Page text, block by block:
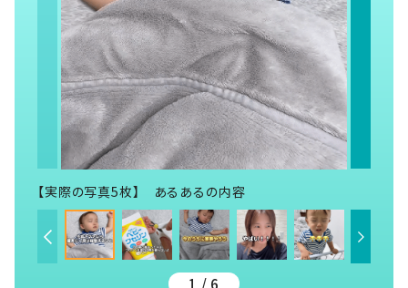
【実際の写真5枚】 あるあるの内容
1 / 6